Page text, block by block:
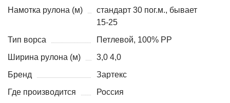
Намотка рулона (м)
стандарт 30 пог.м., бывает
15-25
Тип ворса
Петлевой, 100% PP
Ширина рулона (м)
3,0 4,0
Бренд
Зартекс
Где производится
Россия